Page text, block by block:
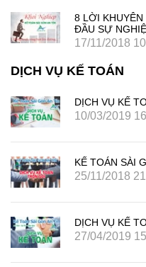
8 LỜI
ĐẦU SỰ
17/11/2018
DỊCH VỤ KẾ TOÁN
DỊCH VỤ KẾ
10/03/2019
KẾ TOÁN SÀI
25/11/2018
DỊCH VỤ KẾ
27/04/2019